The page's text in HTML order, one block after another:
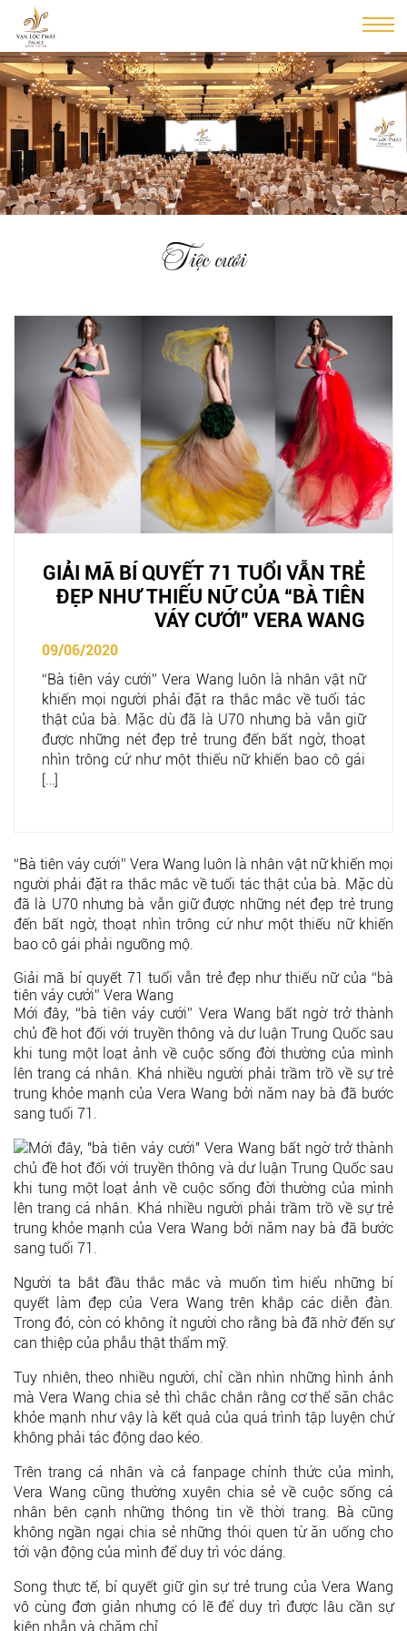
Tiệc cưới
GIẢI MÃ BÍ QUYẾT 71 TUỔI VẪN TRẺ
ĐẸP NHƯ THIẾU NỮ CỦA “BÀ TIÊN
VÁY CƯỚI” VERA WANG
09/06/2020
“Bà tiên váy cưới” Vera Wang luôn là nhân vật nữ
khiến mọi người phải đặt ra thắc mắc về tuổi tác
thật của bà. Mặc dù đã là U70 nhưng bà vẫn giữ
được những nét đẹp trẻ trung đến bất ngờ, thoạt
nhìn trông cứ như một thiếu nữ khiến bao cô gái
[…]
“Bà tiên váy cưới” Vera Wang luôn là nhân vật nữ khiến mọi
người phải đặt ra thắc mắc về tuổi tác thật của bà. Mặc dù
đã là U70 nhưng bà vẫn giữ được những nét đẹp trẻ trung
đến bất ngờ, thoạt nhìn trông cứ như một thiếu nữ khiến
bao cô gái phải ngưỡng mộ.
Giải mã bí quyết 71 tuổi vẫn trẻ đẹp như thiếu nữ của “bà
tiên váy cưới” Vera Wang
Mới đây, “bà tiên váy cưới” Vera Wang bất ngờ trở thành
chủ đề hot đối với truyền thông và dư luận Trung Quốc sau
khi tung một loạt ảnh về cuộc sống đời thường của mình
lên trang cá nhân. Khá nhiều người phải trầm trồ về sự trẻ
trung khỏe mạnh của Vera Wang bởi năm nay bà đã bước
sang tuổi 71.
Người ta bắt đầu thắc mắc và muốn tìm hiểu những bí
quyết làm đẹp của Vera Wang trên khắp các diễn đàn.
Trong đó, còn có không ít người cho rằng bà đã nhờ đến sự
can thiệp của phẫu thật thẩm mỹ.
Tuy nhiên, theo nhiều người, chỉ cần nhìn những hình ảnh
mà Vera Wang chia sẻ thì chắc chắn rằng cơ thể săn chắc
khỏe mạnh như vậy là kết quả của quá trình tập luyện chứ
không phải tác động dao kéo.
Trên trang cá nhân và cả fanpage chính thức của mình,
Vera Wang cũng thường xuyên chia sẻ về cuộc sống cá
nhân bên cạnh những thông tin về thời trang. Bà cũng
không ngần ngại chia sẻ những thói quen từ ăn uống cho
tới vận động của mình để duy trì vóc dáng.
Song thực tế, bí quyết giữ gìn sự trẻ trung của Vera Wang
vô cùng đơn giản nhưng có lẽ để duy trì được lâu cần sự
kiên nhẫn và chăm chỉ.